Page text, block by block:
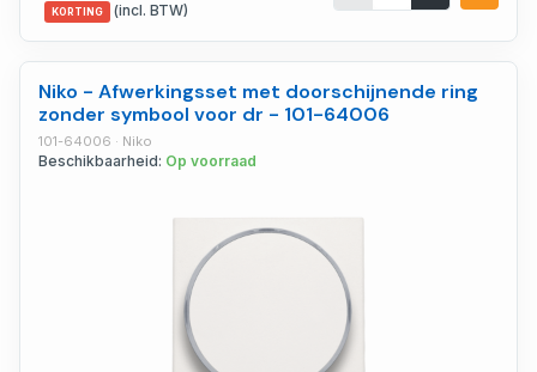
KORTING (incl. BTW)
Niko - Afwerkingsset met doorschijnende ring
zonder symbool voor dr - 101-64006
101-64006 · Niko
Beschikbaarheid: Op voorraad